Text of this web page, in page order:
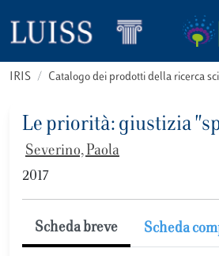
IRIS Catalogo dei prodotti della ricerca
Le priorità: giustizia
Severino, Paola
2017
Scheda breve Scheda